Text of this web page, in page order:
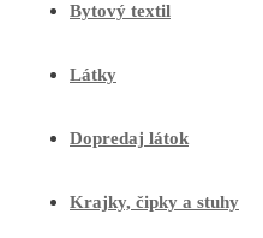
Bytový textil
Látky
Dopredaj látok
Krajky, čipky a stuhy